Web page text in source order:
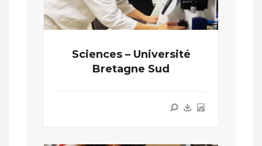
Sciences – Université
Bretagne Sud